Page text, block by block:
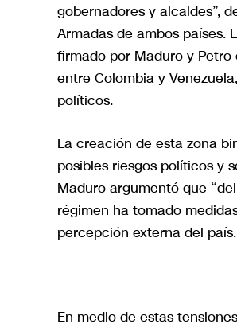
gobernadores y alcaldes”,
Armadas de ambos
firmado por Maduro y
entre Colombia y
políticos.
La creación de esta zona
posibles riesgos políticos y
Maduro argumentó que
régimen ha tomado
percepción externa del país.
En medio de estas